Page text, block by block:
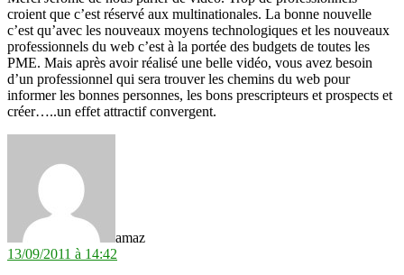
croient que c’est réservé aux multinationales. La bonne nouvelle
c’est qu’avec les nouveaux moyens technologiques et les nouveaux
professionnels du web c’est à la portée des budgets de toutes les
PME. Mais après avoir réalisé une belle vidéo, vous avez besoin
d’un professionnel qui sera trouver les chemins du web pour
informer les bonnes personnes, les bons prescripteurs et prospects et
créer…..un effet attractif convergent.
amaz
13/09/2011 à 14:42